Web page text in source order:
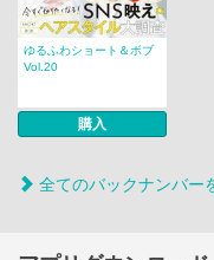
ゆるふわショート＆ボブ
Vol.20
購入
全てのバックナンバー